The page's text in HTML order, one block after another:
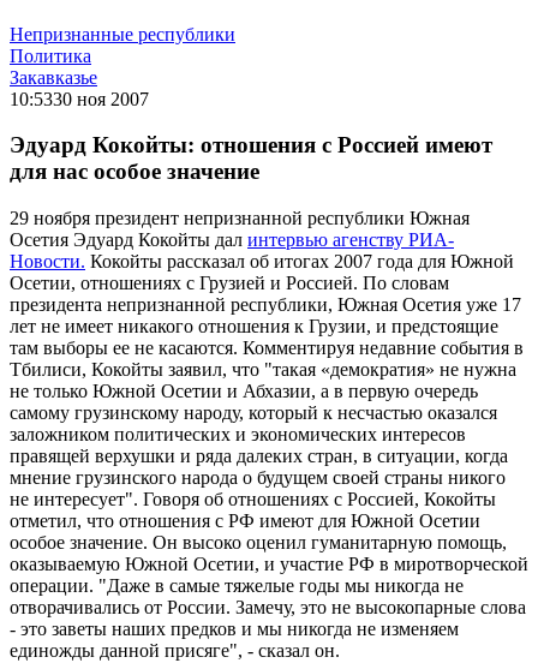
Непризнанные республики
Политика
Закавказье
10:5330 ноя 2007
Эдуард Кокойты: отношения с Россией имеют
для нас особое значение
29 ноября президент непризнанной республики Южная
Осетия Эдуард Кокойты дал интервью агенству РИА-
Новости. Кокойты рассказал об итогах 2007 года для Южной
Осетии, отношениях с Грузией и Россией. По словам
президента непризнанной республики, Южная Осетия уже 17
лет не имеет никакого отношения к Грузии, и предстоящие
там выборы ее не касаются. Комментируя недавние события в
Тбилиси, Кокойты заявил, что "такая «демократия» не нужна
не только Южной Осетии и Абхазии, а в первую очередь
самому грузинскому народу, который к несчастью оказался
заложником политических и экономических интересов
правящей верхушки и ряда далеких стран, в ситуации, когда
мнение грузинского народа о будущем своей страны никого
не интересует". Говоря об отношениях с Россией, Кокойты
отметил, что отношения с РФ имеют для Южной Осетии
особое значение. Он высоко оценил гуманитарную помощь,
оказываемую Южной Осетии, и участие РФ в миротворческой
операции. "Даже в самые тяжелые годы мы никогда не
отворачивались от России. Замечу, это не высокопарные слова
- это заветы наших предков и мы никогда не изменяем
единожды данной присяге", - сказал он.